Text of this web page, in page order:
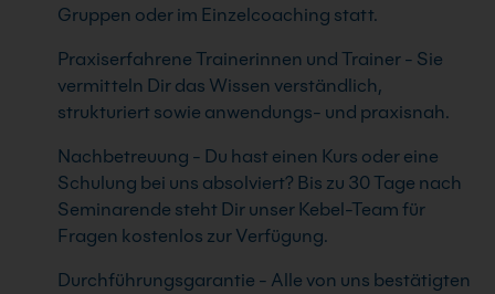
Gruppen oder im Einzelcoaching statt.
Praxiserfahrene Trainerinnen und Trainer - Sie
vermitteln Dir das Wissen verständlich,
strukturiert sowie anwendungs- und praxisnah.
Nachbetreuung - Du hast einen Kurs oder eine
Schulung bei uns absolviert? Bis zu 30 Tage nach
Seminarende steht Dir unser Kebel-Team für
Fragen kostenlos zur Verfügung.
Durchführungsgarantie - Alle von uns bestätigten